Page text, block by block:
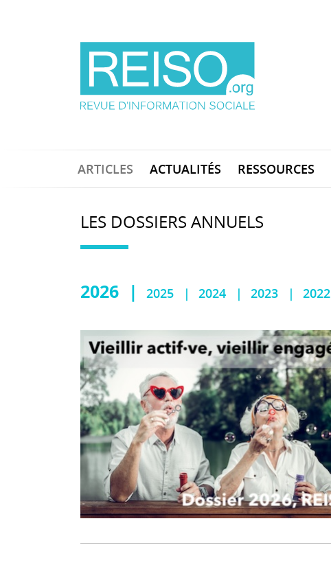
ARTICLES ACTUALITÉS RESSOURCES
LES DOSSIERS ANNUELS
2026 2025 2024 2023 2022